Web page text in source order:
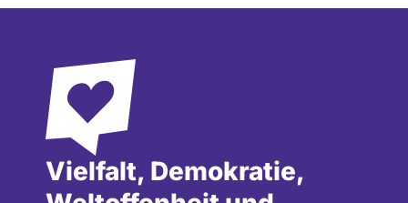
Vielfalt, Demokratie,